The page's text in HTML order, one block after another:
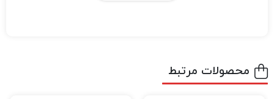
محصولات مرتبط